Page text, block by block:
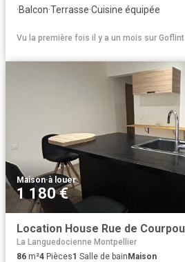
·Balcon·Terrasse·Cuisine équipée
Vu la première fois il y a un mois sur Goflint
Maison·à louer
1 180 €
La Languedocienne Montpellier
86 m²4 Pièces1 Salle de bainMaison